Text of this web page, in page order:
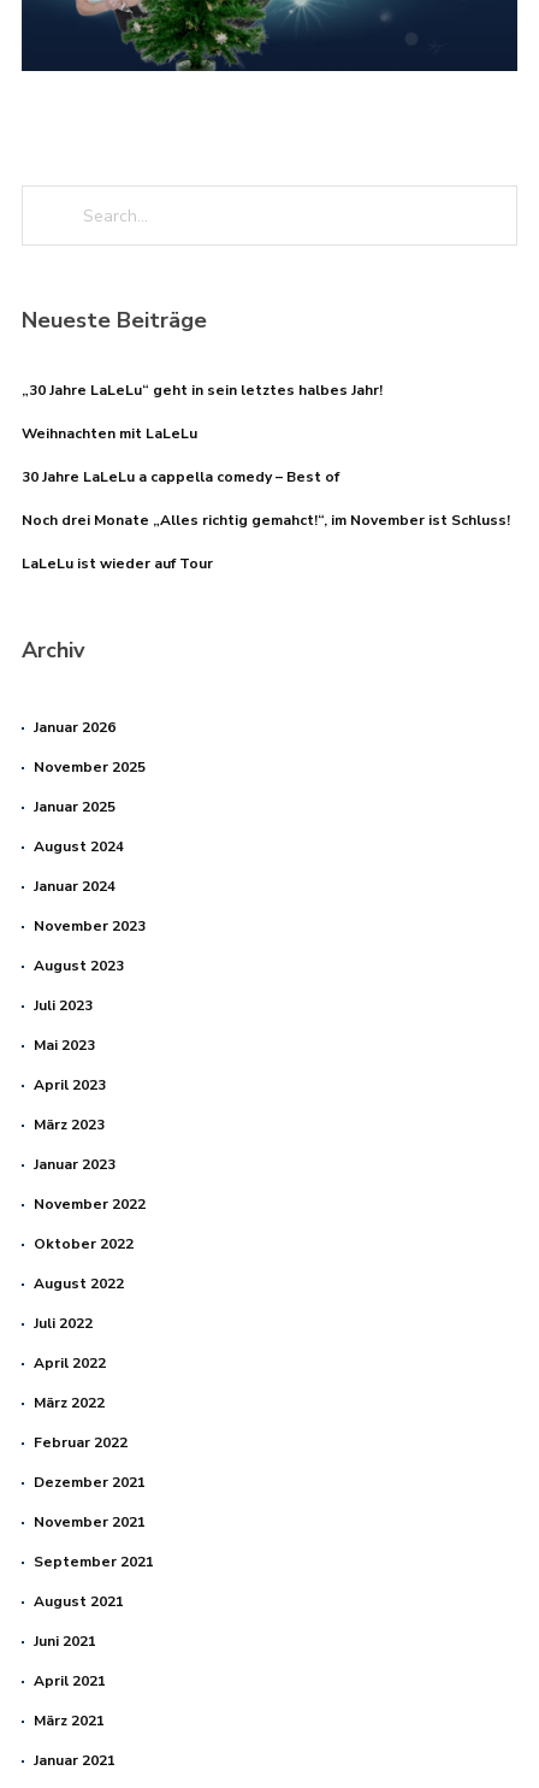
Neueste Beiträge
„30 Jahre LaLeLu“ geht in sein letztes halbes Jahr!
Weihnachten mit LaLeLu
30 Jahre LaLeLu a cappella comedy – Best of
Noch drei Monate „Alles richtig gemahct!“, im November ist Schluss!
LaLeLu ist wieder auf Tour
Archiv
Januar 2026
November 2025
Januar 2025
August 2024
Januar 2024
November 2023
August 2023
Juli 2023
Mai 2023
April 2023
März 2023
Januar 2023
November 2022
Oktober 2022
August 2022
Juli 2022
April 2022
März 2022
Februar 2022
Dezember 2021
November 2021
September 2021
August 2021
Juni 2021
April 2021
März 2021
Januar 2021